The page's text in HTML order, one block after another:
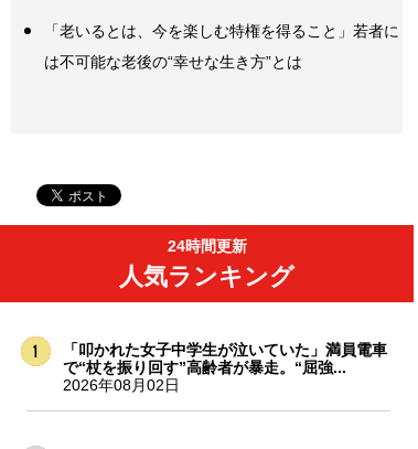
「老いるとは、今を楽しむ特権を得ること」若者に
は不可能な老後の“幸せな生き方”とは
24時間更新
人気ランキング
「叩かれた女子中学生が泣いていた」満員電車
で“杖を振り回す”高齢者が暴走。“屈強...
2026年08月02日